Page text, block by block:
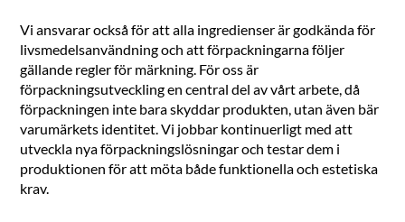
Vi ansvarar också för att alla ingredienser är godkända för
livsmedelsanvändning och att förpackningarna följer
gällande regler för märkning. För oss är
förpackningsutveckling en central del av vårt arbete, då
förpackningen inte bara skyddar produkten, utan även bär
varumärkets identitet. Vi jobbar kontinuerligt med att
utveckla nya förpackningslösningar och testar dem i
produktionen för att möta både funktionella och estetiska
krav.